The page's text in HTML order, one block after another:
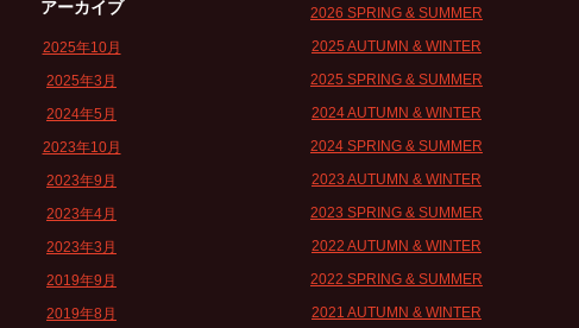
アーカイブ
2025年10月
2025年3月
2024年5月
2023年10月
2023年9月
2023年4月
2023年3月
2019年9月
2019年8月
2026 SPRING & SUMMER
2025 AUTUMN & WINTER
2025 SPRING & SUMMER
2024 AUTUMN & WINTER
2024 SPRING & SUMMER
2023 AUTUMN & WINTER
2023 SPRING & SUMMER
2022 AUTUMN & WINTER
2022 SPRING & SUMMER
2021 AUTUMN & WINTER